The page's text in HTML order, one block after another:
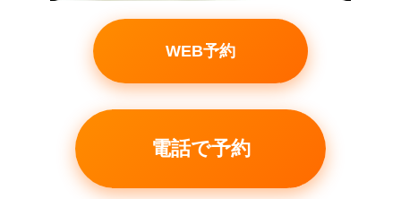
WEB予約
電話で予約